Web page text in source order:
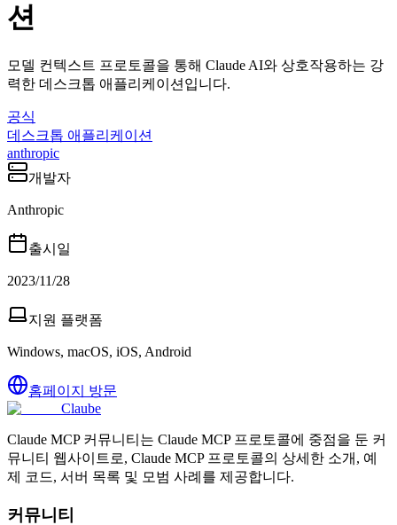
션
모델 컨텍스트 프로토콜을 통해 Claude AI와 상호작용하는 강
력한 데스크톱 애플리케이션입니다.
공식
데스크톱 애플리케이션
anthropic
개발자
Anthropic
출시일
2023/11/28
지원 플랫폼
Windows, macOS, iOS, Android
홈페이지 방문
Claube
Claude MCP 커뮤니티는 Claude MCP 프로토콜에 중점을 둔 커
뮤니티 웹사이트로, Claude MCP 프로토콜의 상세한 소개, 예
제 코드, 서버 목록 및 모범 사례를 제공합니다.
커뮤니티